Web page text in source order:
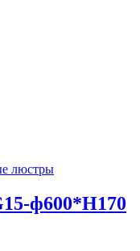
люстры
ф600*H170